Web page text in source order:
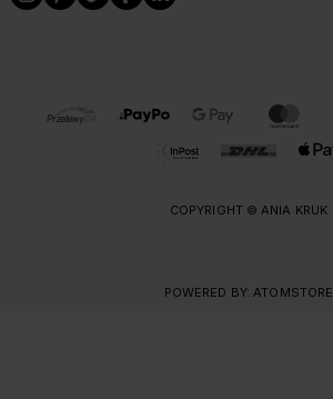
OBSŁUGIWANE FORMY PŁATNOŚCI I DOSTAWY
COPYRIGHT © ANIA KRUK
POWERED BY: ATOMSTORE